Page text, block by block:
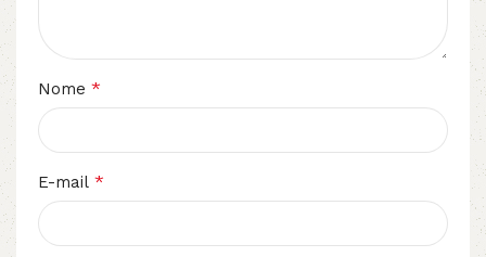
Nome *
E-mail *